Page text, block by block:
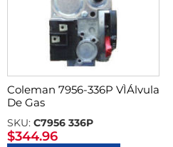
Coleman 7956-336P VÌÁlvula
De Gas
SKU: C7956 336P
$344.96